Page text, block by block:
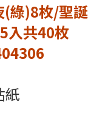
(綠)8枚/聖誕
入共40枚
紙